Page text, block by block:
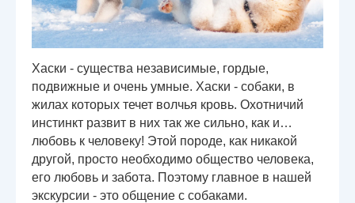
Хаски - существа независимые, гордые,
подвижные и очень умные. Хаски - собаки, в
жилах которых течет волчья кровь. Охотничий
инстинкт развит в них так же сильно, как и…
любовь к человеку! Этой породе, как никакой
другой, просто необходимо общество человека,
его любовь и забота. Поэтому главное в нашей
экскурсии - это общение с собаками.